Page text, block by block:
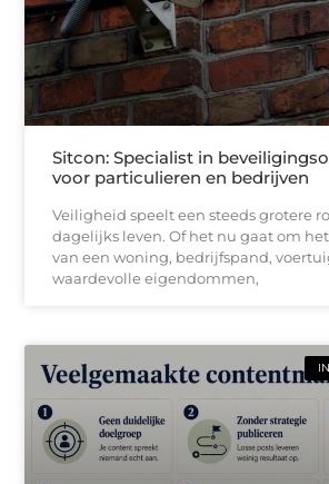
Sitcon: Specialist in
voor particulieren en bedrijven
Veiligheid speelt een steeds grotere
dagelijks leven. Of het nu gaat om
van een woning, bedrijfspand,
waardevolle eigendommen,